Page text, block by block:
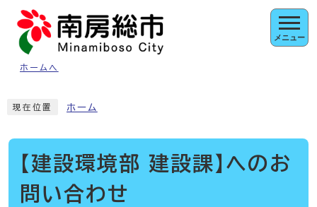
ページの先頭です
ホームへ
メニュー
現在位置 ホーム
【建設環境部 建設課】へのお
問い合わせ